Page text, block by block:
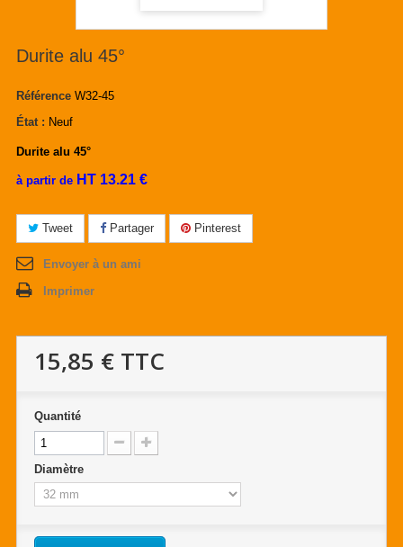
Durite alu 45°
Référence W32-45
État : Neuf
Durite alu 45°
à partir de HT 13.21 €
Tweet Partager Pinterest
Envoyer à un ami
Imprimer
15,85 € TTC
Quantité
Diamètre